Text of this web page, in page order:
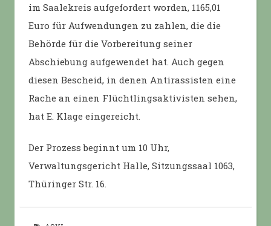
im Saalekreis aufgefordert worden, 1165,01
Euro für Aufwendungen zu zahlen, die die
Behörde für die Vorbereitung seiner
Abschiebung aufgewendet hat. Auch gegen
diesen Bescheid, in denen Antirassisten eine
Rache an einen Flüchtlingsaktivisten sehen,
hat E. Klage eingereicht.
Der Prozess beginnt um 10 Uhr,
Verwaltungsgericht Halle, Sitzungssaal 1063,
Thüringer Str. 16.